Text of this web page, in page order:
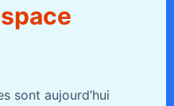
sont aujourd’hui